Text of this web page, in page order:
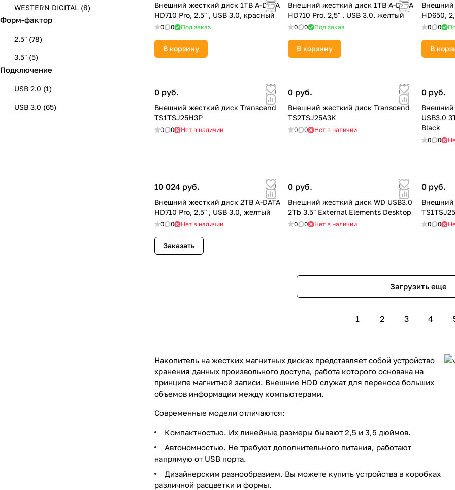
Внешний жесткий диск 1TB A-DATA
HD710 Pro, 2,5" , USB 3.0, красный
0 0 Под заказ
В корзину
Внешний жесткий диск 1TB A-DATA
HD710 Pro, 2,5" , USB 3.0, желтый
0 0 Под заказ
В корзину
Внешний
HD650,
0 0
В
0 руб.
Внешний жесткий диск Transcend
TS1TSJ25H3P
0 0 Нет в наличии
0 руб.
Внешний жесткий диск Transcend
TS2TSJ25A3K
0 0 Нет в наличии
0 руб.
Внешний
USB3.0
Black
0 0
10 024 руб.
Внешний жесткий диск 2TB A-DATA
HD710 Pro, 2,5" , USB 3.0, желтый
0 0 Нет в наличии
Заказать
0 руб.
Внешний жесткий диск WD USB3.0
2Tb 3.5" External Elements Desktop
0 0 Нет в наличии
0 руб.
Внешний
0 0
Загрузить еще
1 2 3 4
Накопитель на жестких магнитных дисках представляет собой устройство
хранения данных произвольного доступа, работа которого основана на
принципе магнитной записи. Внешние HDD служат для переноса больших
объемов информации между компьютерами.
Современные модели отличаются:
Компактностью. Их линейные размеры бывают 2,5 и 3,5 дюймов.
Автономностью. Не требуют дополнительного питания, работают
напрямую от USB порта.
Дизайнерским разнообразием. Вы можете купить устройства в коробках
различной расцветки и формы.
WESTERN DIGITAL (8)
Форм-фактор
2.5" (78)
3.5" (5)
Подключение
USB 2.0 (1)
USB 3.0 (65)